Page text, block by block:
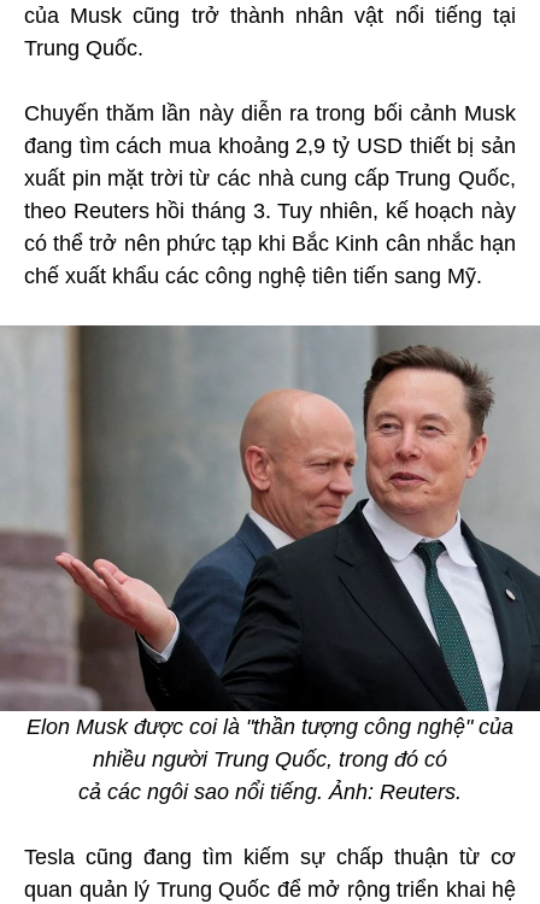
của Musk cũng trở thành nhân vật nổi tiếng tại
Trung Quốc.
Chuyến thăm lần này diễn ra trong bối cảnh Musk
đang tìm cách mua khoảng 2,9 tỷ USD thiết bị sản
xuất pin mặt trời từ các nhà cung cấp Trung Quốc,
theo Reuters hồi tháng 3. Tuy nhiên, kế hoạch này
có thể trở nên phức tạp khi Bắc Kinh cân nhắc hạn
chế xuất khẩu các công nghệ tiên tiến sang Mỹ.
Elon Musk được coi là "thần tượng công nghệ" của
nhiều người Trung Quốc, trong đó có
cả các ngôi sao nổi tiếng. Ảnh: Reuters.
Tesla cũng đang tìm kiếm sự chấp thuận từ cơ
quan quản lý Trung Quốc để mở rộng triển khai hệ